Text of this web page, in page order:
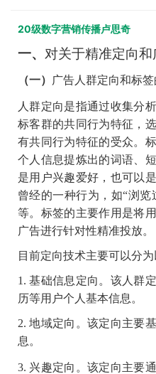
20级数字营销传播卢思奇
一、 对关于精准定向
（一） 广告人群定向和标
人群定向是指通过收集分
标客群的共同行为特征，
有共同行为特征的受众。
个人信息提炼出的词语、
是用户兴趣爱好，也可以
曾经的一种行为，如“浏览
等。标签的主要作用是将
广告进行针对性精准投放。
目前定向技术主要可以分为
1.基础信息定向。该人群
历等用户个人基本信息。
2.地域定向。该定向主要
息。
3. 兴趣定向。该定向主要